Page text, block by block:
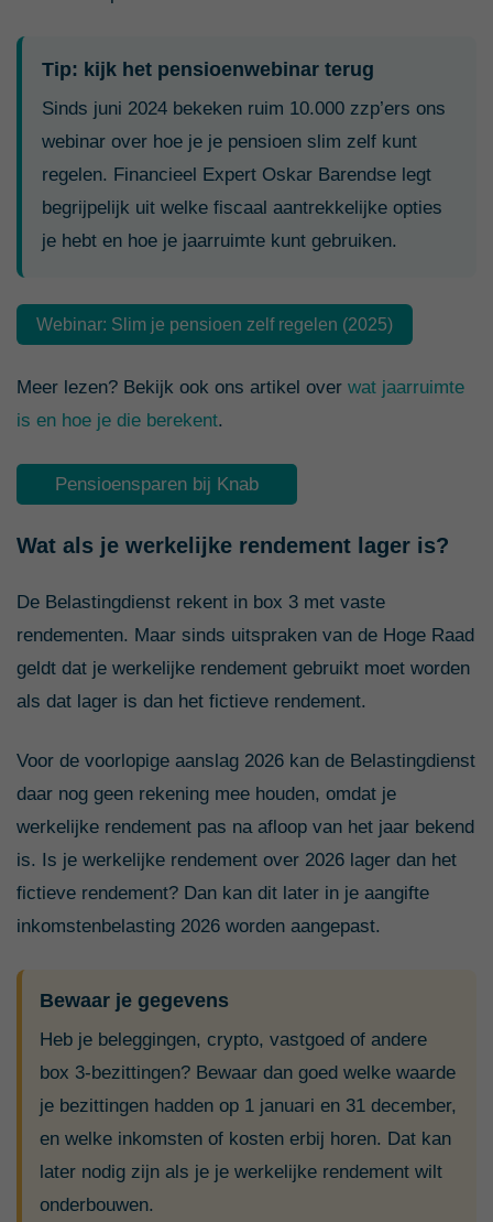
Tip: kijk het pensioenwebinar terug
Sinds juni 2024 bekeken ruim 10.000 zzp’ers ons
webinar over hoe je je pensioen slim zelf kunt
regelen. Financieel Expert Oskar Barendse legt
begrijpelijk uit welke fiscaal aantrekkelijke opties
je hebt en hoe je jaarruimte kunt gebruiken.
Webinar: Slim je pensioen zelf regelen (2025)
Meer lezen? Bekijk ook ons artikel over wat jaarruimte
is en hoe je die berekent.
Pensioensparen bij Knab
Wat als je werkelijke rendement lager is?
De Belastingdienst rekent in box 3 met vaste
rendementen. Maar sinds uitspraken van de Hoge Raad
geldt dat je werkelijke rendement gebruikt moet worden
als dat lager is dan het fictieve rendement.
Voor de voorlopige aanslag 2026 kan de Belastingdienst
daar nog geen rekening mee houden, omdat je
werkelijke rendement pas na afloop van het jaar bekend
is. Is je werkelijke rendement over 2026 lager dan het
fictieve rendement? Dan kan dit later in je aangifte
inkomstenbelasting 2026 worden aangepast.
Bewaar je gegevens
Heb je beleggingen, crypto, vastgoed of andere
box 3-bezittingen? Bewaar dan goed welke waarde
je bezittingen hadden op 1 januari en 31 december,
en welke inkomsten of kosten erbij horen. Dat kan
later nodig zijn als je je werkelijke rendement wilt
onderbouwen.